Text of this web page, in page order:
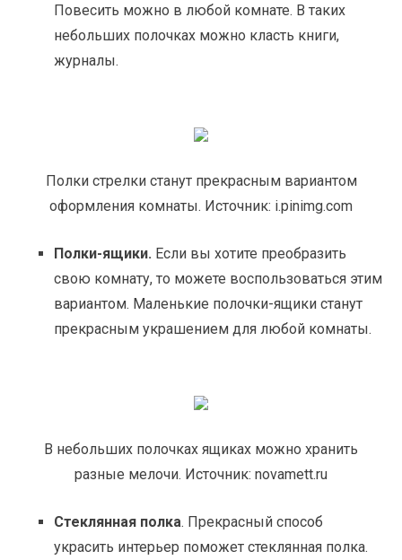
Повесить можно в любой комнате. В таких
небольших полочках можно класть книги,
журналы.
Полки стрелки станут прекрасным вариантом
оформления комнаты. Источник: i.pinimg.com
Полки-ящики. Если вы хотите преобразить
свою комнату, то можете воспользоваться этим
вариантом. Маленькие полочки-ящики станут
прекрасным украшением для любой комнаты.
В небольших полочках ящиках можно хранить
разные мелочи. Источник: novamett.ru
Стеклянная полка. Прекрасный способ
украсить интерьер поможет стеклянная полка.